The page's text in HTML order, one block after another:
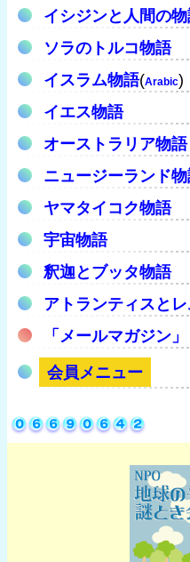
イシジンと人間の
ソラのトルコ物語
イスラム物語(Arabic)
イエス物語
オーストラリア物語
ニュージーランド
ヤマタイコク物語
宇宙物語
釈迦とブッタ物語
アトランティスと
「メールマガジン
会員メニュー